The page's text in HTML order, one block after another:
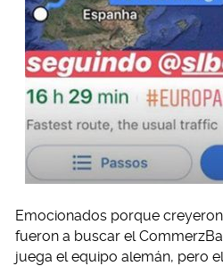
Emocionados porque
fueron a buscar el
juega el equipo alemán, pero